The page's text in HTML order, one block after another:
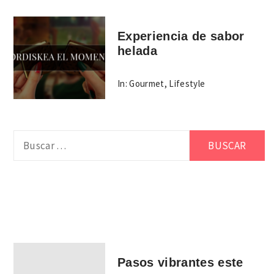
Experiencia de sabor
helada
In: Gourmet, Lifestyle
Pasos vibrantes este